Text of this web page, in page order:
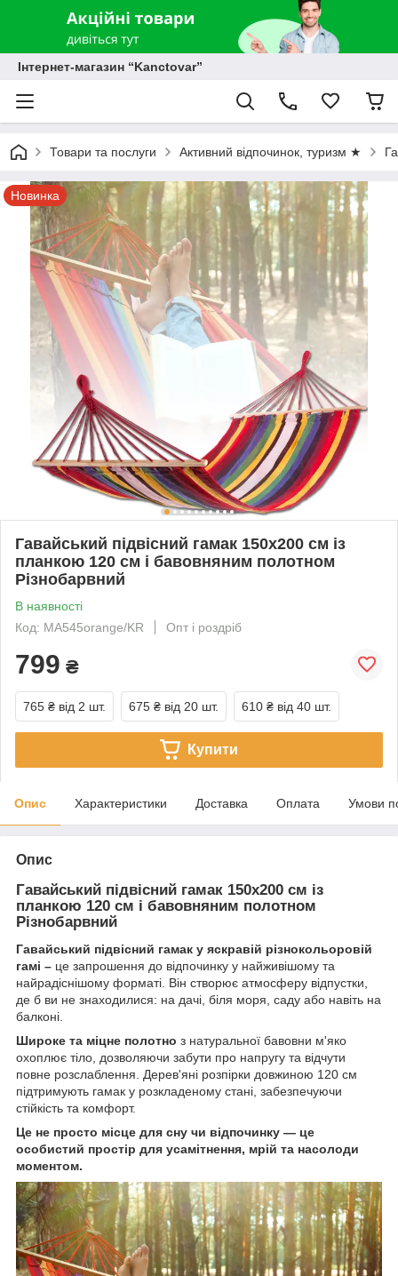
Інтернет-магазин “Kanctovar”
Товари та послуги Активний відпочинок, туризм ★
Новинка
Гавайський підвісний гамак 150х200 см із
планкою 120 см і бавовняним полотном
Різнобарвний
В наявності
Код: MA545orange/KR
Опт і роздріб
799 ₴
765 ₴ від 2 шт. 675 ₴ від 20 шт. 610 ₴ від 40 шт.
Купити
Опис Характеристики Доставка Оплата Умови
Опис
Гавайський підвісний гамак 150х200 см із
планкою 120 см і бавовняним полотном
Різнобарвний
Гавайський підвісний гамак у яскравій різнокольоровій
гамі – це запрошення до відпочинку у найживішому та
найрадіснішому форматі. Він створює атмосферу відпустки,
де б ви не знаходилися: на дачі, біля моря, саду або навіть на
балконі.
Широке та міцне полотно з натуральної бавовни м'яко
охоплює тіло, дозволяючи забути про напругу та відчути
повне розслаблення. Дерев'яні розпірки довжиною 120 см
підтримують гамак у розкладеному стані, забезпечуючи
стійкість та комфорт.
Це не просто місце для сну чи відпочинку — це
особистий простір для усамітнення, мрій та насолоди
моментом.